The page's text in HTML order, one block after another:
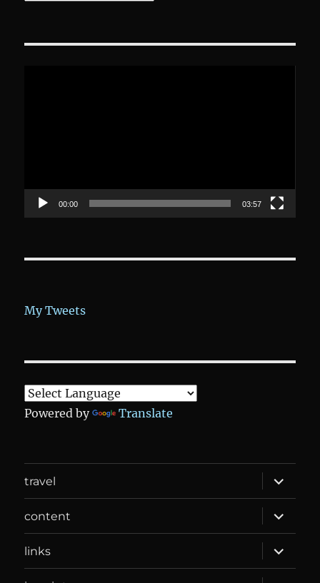
00:00 03:57
My Tweets
Powered by Translate
travel
expand
child
menu
content
expand
child
menu
links
expand
child
menu